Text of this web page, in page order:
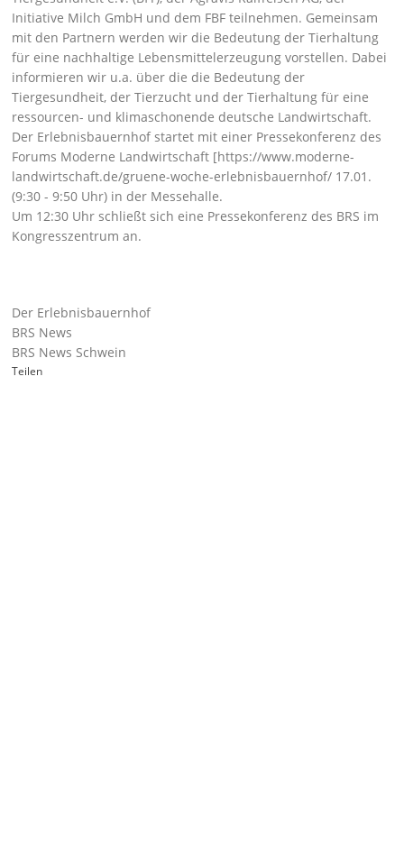
Initiative Milch GmbH und dem FBF teilnehmen. Gemeinsam
mit den Partnern werden wir die Bedeutung der Tierhaltung
für eine nachhaltige Lebensmittelerzeugung vorstellen. Dabei
informieren wir u.a. über die die Bedeutung der
Tiergesundheit, der Tierzucht und der Tierhaltung für eine
ressourcen- und klimaschonende deutsche Landwirtschaft.
Der Erlebnisbauernhof startet mit einer Pressekonferenz des
Forums Moderne Landwirtschaft [https://www.moderne-
landwirtschaft.de/gruene-woche-erlebnisbauernhof/ 17.01.
(9:30 - 9:50 Uhr) in der Messehalle.
Um 12:30 Uhr schließt sich eine Pressekonferenz des BRS im
Kongresszentrum an.
Der Erlebnisbauernhof
BRS News
BRS News Schwein
Teilen